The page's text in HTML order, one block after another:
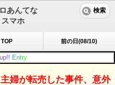
あんてな
マホ
検索
TOP 前の日(08/10)
up!! Entry
婦が転売した事件、意外